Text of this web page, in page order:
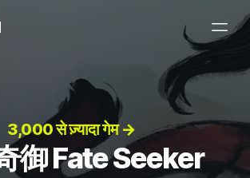
3,000 से ज़्यादा गेम →
御 Fate Seeker